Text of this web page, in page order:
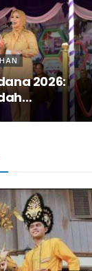
2026: